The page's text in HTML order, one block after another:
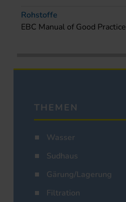
Rohstoffe
EBC Manual of Good Practice
THEMEN
Wasser
Sudhaus
Gärung/Lagerung
Filtration